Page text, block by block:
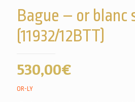
Bague – or blanc
(11932/12BTT)
530,00€
OR-LY